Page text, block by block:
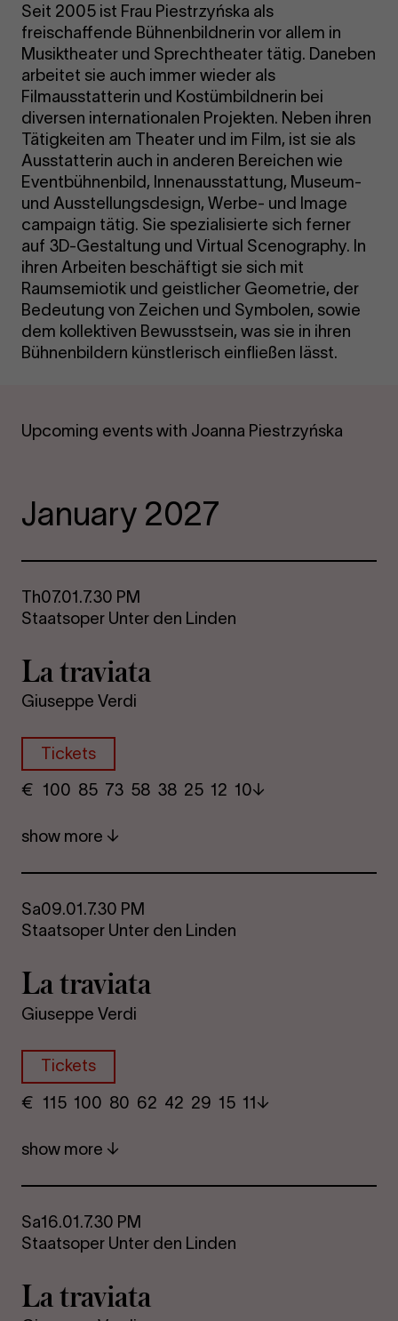
Seit 2005 ist Frau Piestrzyńska als
freischaffende Bühnenbildnerin vor allem in
Musiktheater und Sprechtheater tätig. Daneben
arbeitet sie auch immer wieder als
Filmausstatterin und Kostümbildnerin bei
diversen internationalen Projekten. Neben ihren
Tätigkeiten am Theater und im Film, ist sie als
Ausstatterin auch in anderen Bereichen wie
Eventbühnenbild, Innenausstattung, Museum-
und Ausstellungsdesign, Werbe- und Image
campaign tätig. Sie spezialisierte sich ferner
auf 3D-Gestaltung und Virtual Scenography. In
ihren Arbeiten beschäftigt sie sich mit
Raumsemiotik und geistlicher Geometrie, der
Bedeutung von Zeichen und Symbolen, sowie
dem kollektiven Bewusstsein, was sie in ihren
Bühnenbildern künstlerisch einfließen lässt.
Upcoming events with Joanna Piestrzyńska
January 2027
Th07.01.7.30 PM
Staatsoper Unter den Linden
La travi­ata
Giuseppe Verdi
Tickets
€ ​ 100 85 73​ 58 38 25​ 12 10
show more
Sa09.01.7.30 PM
Staatsoper Unter den Linden
La travi­ata
Giuseppe Verdi
Tickets
€ ​ 115 100 80​ 62 42 29​ 15 11
show more
Sa16.01.7.30 PM
Staatsoper Unter den Linden
La travi­ata